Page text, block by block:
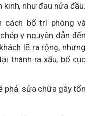
như đau nửa đầu.
cách bố trí phòng và
y nguyên dẫn đến
lẽ ra rộng, nhưng
thành ra xấu, bố cục
phải sửa chữa gây tốn